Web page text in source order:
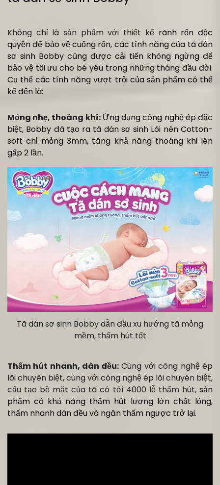
Không chỉ là sản phẩm với thiết kế rãnh rốn độc
quyền để bảo vệ cuống rốn, các tính năng của tã dán
sơ sinh Bobby cũng được cải tiến không ngừng để
bảo vệ tối ưu cho bé yêu trong những tháng đầu đời.
Cụ thể các tính năng vượt trội của sản phẩm có thể
kể đến là:
Mỏng nhẹ, thoáng khí:Ứng dụng công nghệ ép đặc
biệt, Bobby đã tạo ra tã dán sơ sinh Lõi nén Cotton-
soft chỉ mỏng 3mm, tăng khả năng thoáng khi lên
gấp 2 lần.
Tã dán sơ sinh Bobby dẫn đầu xu hướng tã mỏng
mềm, thấm hút tốt
Thấm hút nhanh, dàn đều:Cùng với công nghệ ép
lõi chuyên biệt, cùng với công nghệ ép lõi chuyên biệt,
cấu tạo bề mặt của tã có tới 4000 lỗ thấm hút,sản
phẩm có khả năng thấm hút lượng lớn chất lỏng,
thấm nhanh dàn đều và ngăn thấm ngược trở lại.